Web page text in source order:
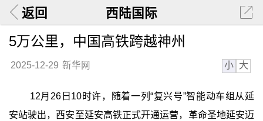
返回 西陆国际
5万公里，中国高铁跨越神州
2025-12-29 新华网 小 大
12月26日10时许，随着一列“复兴号”智能动车组从延
安站驶出，西安至延安高铁正式开通运营，革命圣地延安迈